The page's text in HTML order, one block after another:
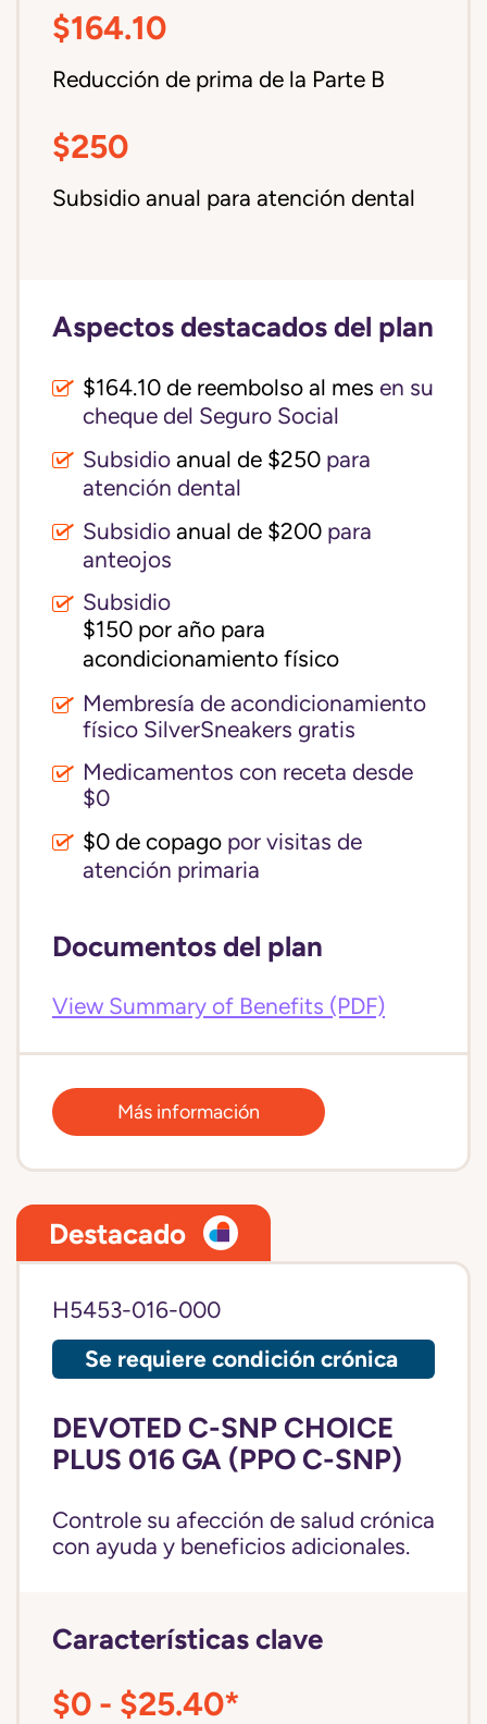
$164.10
Reducción de prima de la Parte B
$250
Subsidio anual para atención dental
Aspectos destacados del plan
$164.10 de reembolso al mes en su
cheque del Seguro Social
Subsidio anual de $250 para
atención dental
Subsidio anual de $200 para
anteojos
Subsidio
$150 por año para
acondicionamiento físico
Membresía de acondicionamiento
físico SilverSneakers gratis
Medicamentos con receta desde
$0
$0 de copago por visitas de
atención primaria
Documentos del plan
View Summary of Benefits (PDF)
Más información
Destacado
H5453-016-000
Se requiere condición crónica
DEVOTED C-SNP CHOICE
PLUS 016 GA (PPO C-SNP)
Controle su afección de salud crónica
con ayuda y beneficios adicionales.
Características clave
$0 - $25.40*